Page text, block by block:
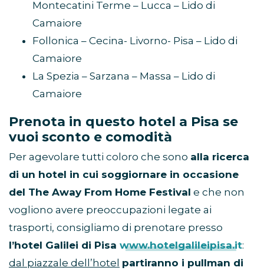
Montecatini Terme – Lucca – Lido di
Camaiore
Follonica – Cecina- Livorno- Pisa – Lido di
Camaiore
La Spezia – Sarzana – Massa – Lido di
Camaiore
Prenota in questo hotel a Pisa se
vuoi sconto e comodità
Per agevolare tutti coloro che sono alla ricerca
di un hotel in cui soggiornare in occasione
del The Away From Home Festival e che non
vogliono avere preoccupazioni legate ai
trasporti, consigliamo di prenotare presso
l’hotel Galilei di Pisa www.hotelgalileipisa.it:
dal piazzale dell’hotel partiranno i pullman di